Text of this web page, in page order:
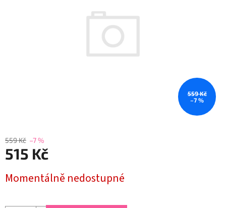
559 Kč
–7 %
559 Kč –7 %
515 Kč
cena:
Momentálně nedostupné